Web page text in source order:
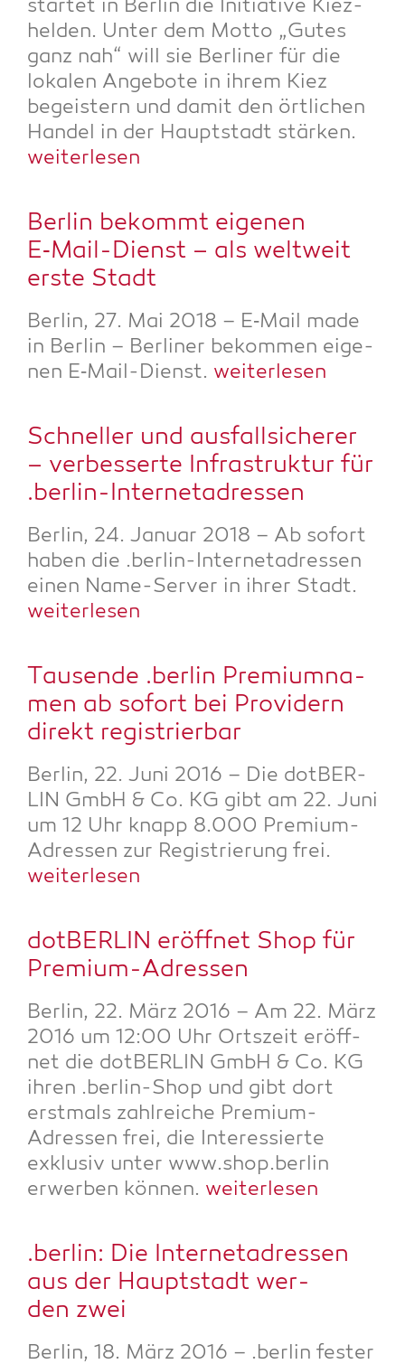
star­tet in Ber­lin die Initia­ti­ve Kiez­
hel­den. Unter dem Mot­to „Gutes
ganz nah“ will sie Ber­li­ner für die
loka­len Ange­bo­te in ihrem Kiez
begeis­tern und damit den ört­li­chen
Han­del in der Haupt­stadt stär­ken.
wei­ter­le­sen
Ber­lin bekommt eige­nen
E‑Mail-Dienst – als welt­weit
ers­te Stadt
Ber­lin, 27. Mai 2018 – E‑Mail made
in Ber­lin – Ber­li­ner bekom­men eige­
nen E‑Mail-Dienst. wei­ter­le­sen
Schnel­ler und aus­fall­si­che­rer
– ver­bes­ser­te Infra­struk­tur für
.ber­lin-Inter­net­adres­sen
Ber­lin, 24. Janu­ar 2018 – Ab sofort
haben die .ber­lin-Inter­net­adres­sen
einen Name-Ser­ver in ihrer Stadt.
wei­ter­le­sen
Tau­sen­de .ber­lin Pre­mi­um­na­
men ab sofort bei Pro­vi­dern
direkt registrierbar
Ber­lin, 22. Juni 2016 – Die dot­BER­
LIN GmbH & Co. KG gibt am 22. Juni
um 12 Uhr knapp 8.000 Pre­mi­um-
Adres­sen zur Regis­trie­rung frei.
wei­ter­le­sen
dot­BER­LIN eröff­net Shop für
Premium-Adressen
Ber­lin, 22. März 2016 – Am 22. März
2016 um 12:00 Uhr Orts­zeit eröff­
net die dot­BER­LIN GmbH & Co. KG
ihren .ber­lin-Shop und gibt dort
erst­mals zahl­rei­che Pre­mi­um-
Adres­sen frei, die Inter­es­sier­te
exklu­siv unter www.shop.berlin
erwer­ben kön­nen. wei­ter­le­sen
.ber­lin: Die Inter­net­adres­sen
aus der Haupt­stadt wer­
den zwei
Ber­lin, 18. März 2016 – .ber­lin fes­ter